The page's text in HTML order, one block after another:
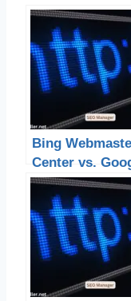
Bing
Center vs.
Webmaster